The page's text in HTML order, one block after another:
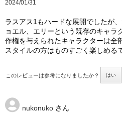
2024/01/31
ラスアス1もハードな展開でしたが
ョエル、エリーという既存のキャラ
作権を与えられたキャラクターは全
スタイルの方はものすごく楽しめる
このレビューは参考になりましたか？ はい
nukonuko さん